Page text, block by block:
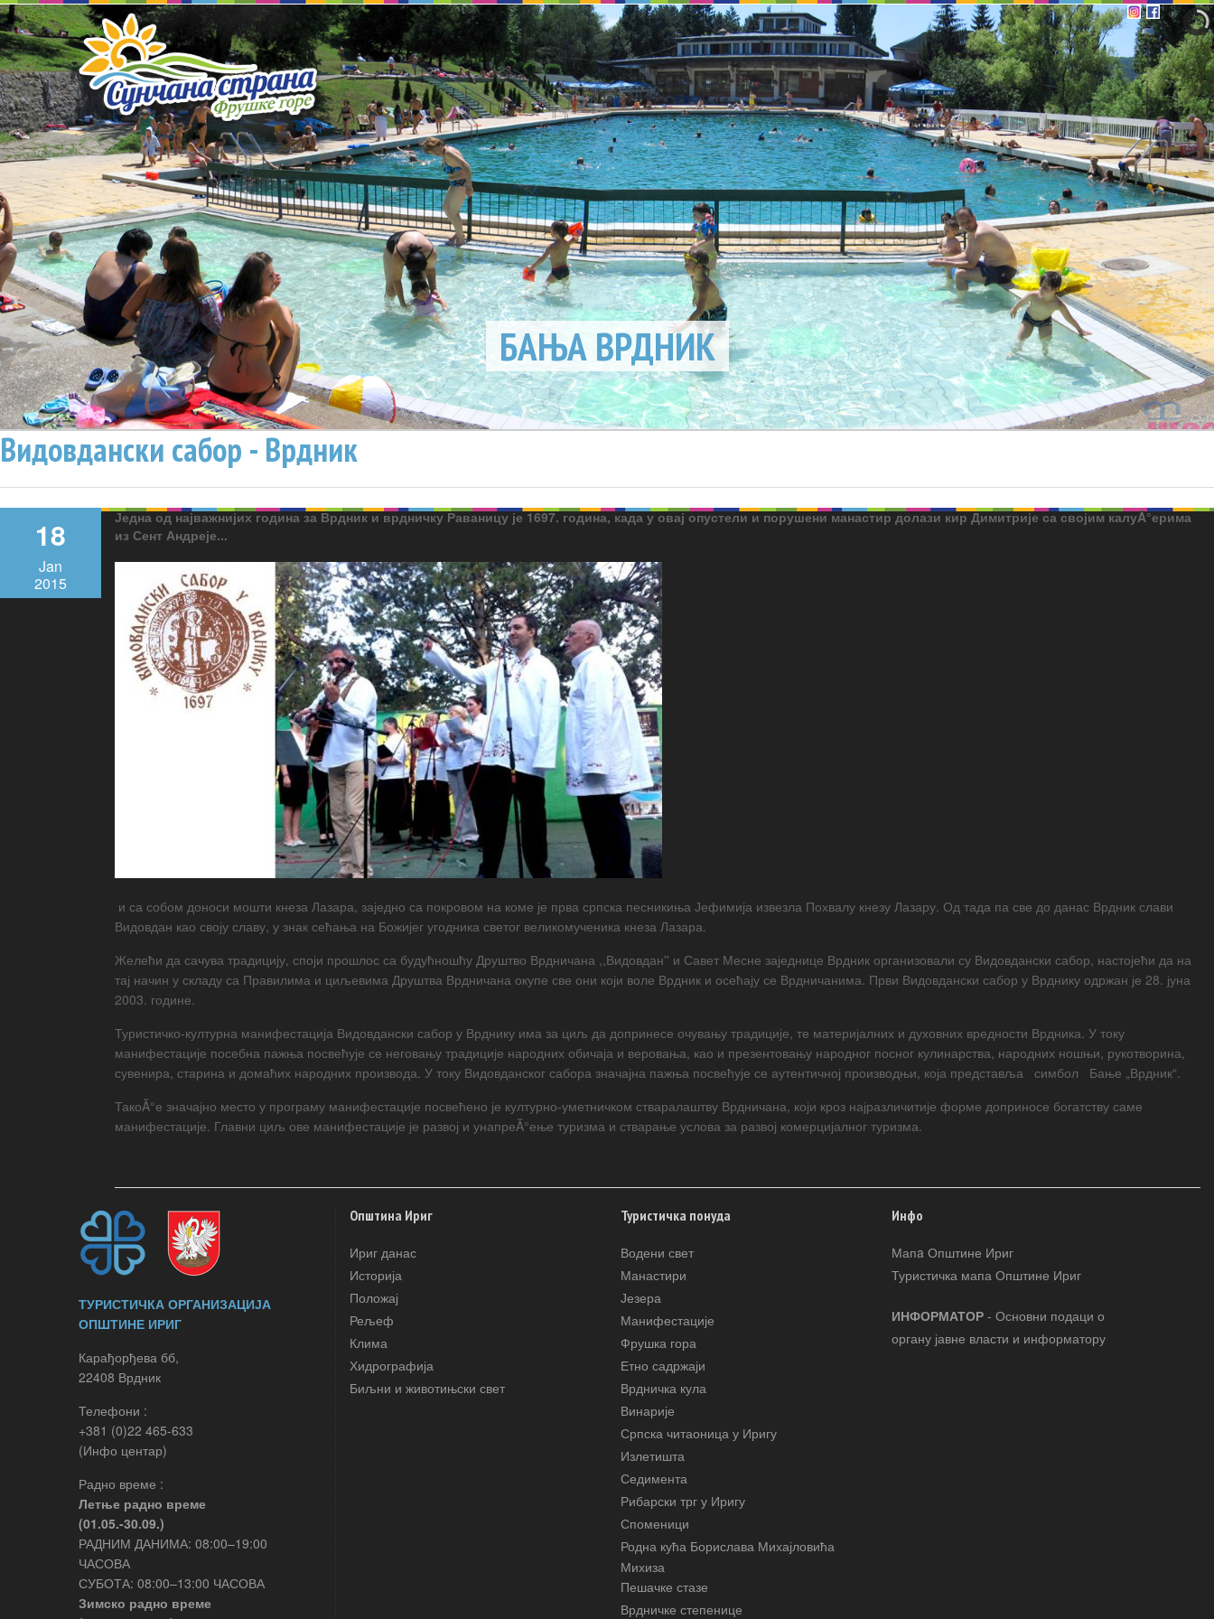
БАЊА ВРДНИК
Видовдански сабор - Врдник
18
Jan
2015
Једна од најважнијих година за Врдник и врдничку Раваницу је 1697. година, када у овај опустели и порушени манастир долази кир Димитрије са својим калуĂ°ерима
из Сент Андреје...
и са собом доноси мошти кнеза Лазара, заједно са покровом на коме је прва српска песникиња Јефимија извезла Похвалу кнезу Лазару. Од тада па све до данас Врдник слави
Видовдан као своју славу, у знак сећања на Божијег угодника светог великомученика кнеза Лазара.
Желећи да сачува традицију, споји прошлос са будућношћу Друштво Врдничана ,,Видовдан'' и Савет Месне заједнице Врдник организовали су Видовдански сабор, настојећи да на
тај начин у складу са Правилима и циљевима Друштва Врдничана окупе све они који воле Врдник и осећају се Врдничанима. Први Видовдански сабор у Врднику одржан је 28. јуна
2003. године.
Туристичко-културна манифестација Видовдански сабор у Врднику има за циљ да допринесе очувању традиције, те материјалних и духовних вредности Врдника. У току
манифестације посебна пажња посвећује се неговању традиције народних обичаја и веровања, као и презентовању народног посног кулинарства, народних ношњи, рукотворина,
сувенира, старина и домаћих народних производа. У току Видовданског сабора значајна пажња посвећује се аутентичној производњи, која представља симбол Бање „Врдник“.
ТакоĂ°е значајно место у програму манифестације посвећено је културно-уметничком стваралаштву Врдничана, који кроз најразличитије форме доприносе богатству саме
манифестације. Главни циљ ове манифестације је развој и унапреĂ°ење туризма и стварање услова за развој комерцијалног туризма.
ТУРИСТИЧКА ОРГАНИЗАЦИЈА
ОПШТИНЕ ИРИГ
Карађорђева бб,
22408 Врдник
Телефони :
+381 (0)22 465-633
(Инфо центар)
Радно време :
Летње радно време
(01.05.-30.09.)
РАДНИМ ДАНИМА: 08:00–19:00
ЧАСОВА
СУБОТА: 08:00–13:00 ЧАСОВА
Зимско радно време
Општина Ириг
Ириг данас
Историја
Положај
Рељеф
Клима
Хидрографија
Биљни и животињски свет
Туристичка понуда
Водени свет
Манастири
Језера
Манифестације
Фрушка гора
Етно садржаји
Врдничка кула
Винарије
Српска читаоница у Иригу
Излетишта
Седимента
Рибарски трг у Иригу
Споменици
Родна кућа Борислава Михајловића
Михиза
Пешачке стазе
Врдничке степенице
Инфо
Мапa Општине Ириг
Туристичка мапа Општине Ириг
ИНФОРМАТОР - Основни подаци о
органу јавне власти и информатору